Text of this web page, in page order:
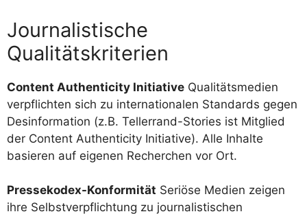
Journalistische
Qualitätskriterien
Content Authenticity Initiative Qualitätsmedien
verpflichten sich zu internationalen Standards gegen
Desinformation (z.B. Tellerrand-Stories ist Mitglied
der Content Authenticity Initiative). Alle Inhalte
basieren auf eigenen Recherchen vor Ort.
Pressekodex-Konformität Seriöse Medien zeigen
ihre Selbstverpflichtung zu journalistischen